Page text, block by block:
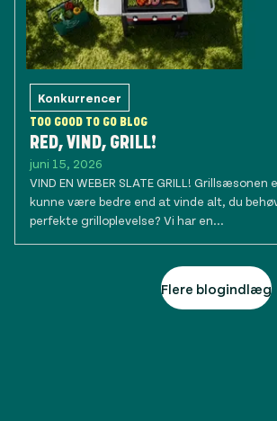
Konkurrencer
TOO GOOD TO GO BLOG
RED, VIND, GRILL!
juni 15, 2026
VIND EN WEBER SLATE GRILL!
kunne være bedre end at vinde alt, du
perfekte grilloplevelse? Vi har en...
Flere blogindlæg